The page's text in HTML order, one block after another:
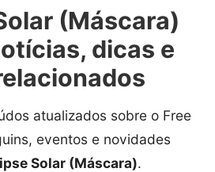
(Máscara)
dicas e
atualizados sobre o Free
eventos e novidades
Solar (Máscara).